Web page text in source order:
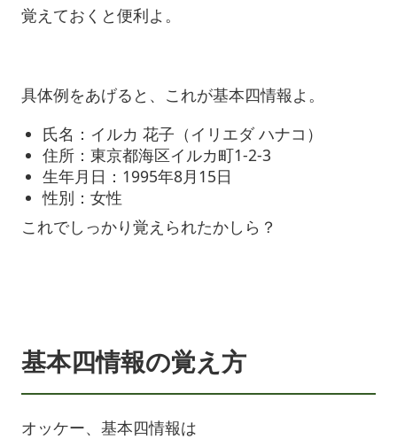
覚えておくと便利よ。
具体例をあげると、これが基本四情報よ。
氏名：イルカ 花子（イリエダ ハナコ）
住所：東京都海区イルカ町1-2-3
生年月日：1995年8月15日
性別：女性
これでしっかり覚えられたかしら？
基本四情報の覚え方
オッケー、基本四情報は